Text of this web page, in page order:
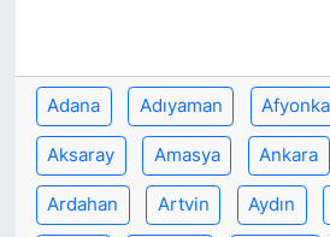
Adana Adıyaman
Aksaray Amasya Ankara
Ardahan Artvin Aydın